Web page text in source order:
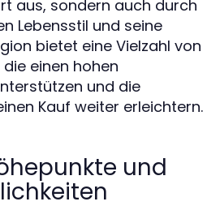
aus, sondern auch durch
Lebensstil und seine
bietet eine Vielzahl von
einen hohen
und die
Kauf weiter erleichtern.
und